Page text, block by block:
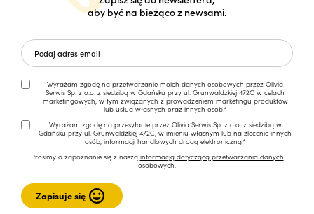
aby być na bieżąco z newsami.
Wyrażam zgodę na przetwarzanie moich danych osobowych przez Olivia
Serwis Sp. z o.o. z siedzibą w Gdańsku przy ul. Grunwaldzkiej 472C w celach
marketingowych, w tym związanych z prowadzeniem marketingu produktów
lub usług własnych oraz innych osób.*
Wyrażam zgodę na przesyłanie przez Olivia Serwis Sp. z o.o. z siedzibą w
Gdańsku przy ul. Grunwaldzkiej 472C, w imieniu własnym lub na zlecenie innych
osób, informacji handlowych drogą elektroniczną.*
Prosimy o zapoznanie się z naszą informacją dotyczącą przetwarzania danych
osobowych.